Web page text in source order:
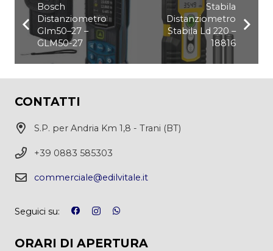
Bosch
Distanziometro
Glm50–27 –
GLM50-27
Stabila
Distanziometro
Stabila Ld 220 –
18816
CONTATTI
S.P. per Andria Km 1,8 - Trani (BT)
+39 0883 585303
commerciale@edilvitale.it
Seguici su:
ORARI DI APERTURA